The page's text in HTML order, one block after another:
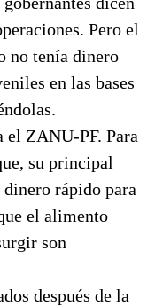
Pero el
no tenía dinero
en las bases
el ZANU-PF. Para
su principal
rápido para
el alimento
son
después de la